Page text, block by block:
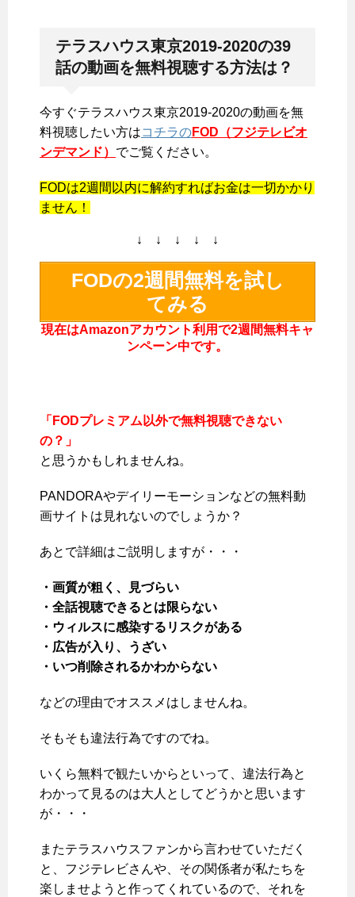
テラスハウス東京2019-2020の39
話の動画を無料視聴する方法は？
今すぐテラスハウス東京2019-2020の動画を無
料視聴したい方はコチラのFOD（フジテレビオ
ンデマンド） でご覧ください。
FODは2週間以内に解約すればお金は一切かかり
ません！
↓ ↓ ↓ ↓ ↓
FODの2週間無料を試し
てみる
現在はAmazonアカウント利用で2週間無料キャ
ンペーン中です。
「FODプレミアム以外で無料視聴できない
の？」
と思うかもしれませんね。
PANDORAやデイリーモーションなどの無料動
画サイトは見れないのでしょうか？
あとで詳細はご説明しますが・・・
・画質が粗く、見づらい
・全話視聴できるとは限らない
・ウィルスに感染するリスクがある
・広告が入り、うざい
・いつ削除されるかわからない
などの理由でオススメはしませんね。
そもそも違法行為ですのでね。
いくら無料で観たいからといって、違法行為と
わかって見るのは大人としてどうかと思います
が・・・
またテラスハウスファンから言わせていただく
と、フジテレビさんや、その関係者が私たちを
楽しませようと作ってくれているので、それを